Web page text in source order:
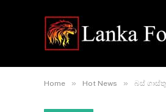
Home » Hot News » බස්